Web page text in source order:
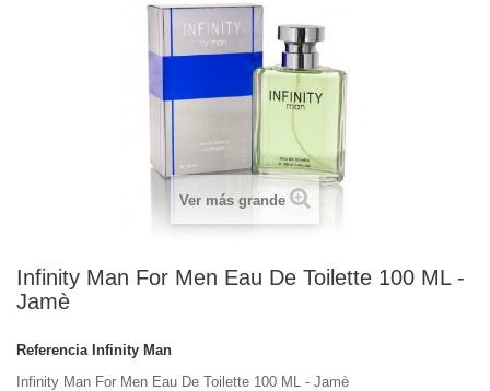
Ver más grande
Infinity Man For Men Eau De Toilette 100 ML -
Jamè
Referencia Infinity Man
Infinity Man For Men Eau De Toilette 100 ML - Jamè